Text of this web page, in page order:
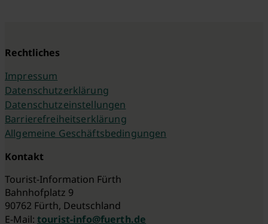
Rechtliches
Impressum
Datenschutzerklärung
Datenschutzeinstellungen
Barrierefreiheitserklärung
Allgemeine Geschäftsbedingungen
Kontakt
Tourist-Information Fürth
Bahnhofplatz 9
90762 Fürth, Deutschland
E-Mail: tourist-info@fuerth.de